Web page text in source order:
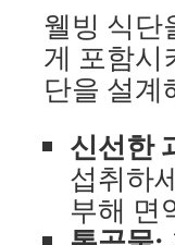
웰빙 식단
게 포함시
단을 설계
신선한
섭취하
부해 면